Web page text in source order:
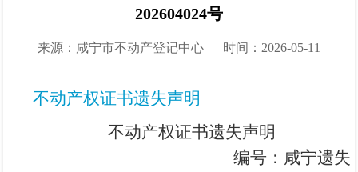
202604024号
来源：咸宁市不动产登记中心 时间：2026-05-11
不动产权证书遗失声明
不动产权证书遗失声明
编号：咸宁遗失